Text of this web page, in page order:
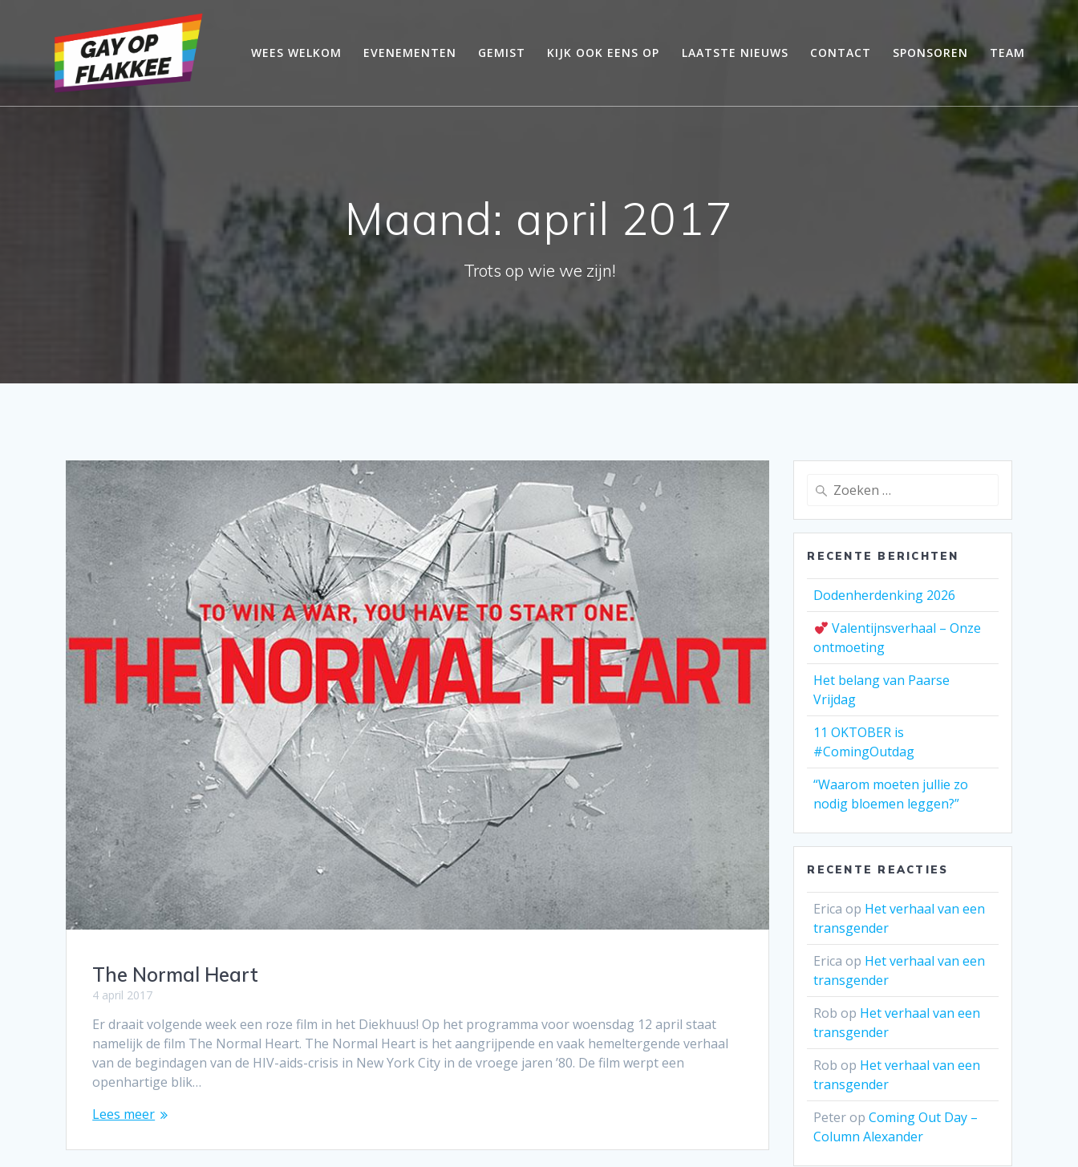
WEES WELKOM EVENEMENTEN GEMIST KIJK OOK EENS OP LAATSTE NIEUWS CONTACT SPONSOREN TEAM
Maand: april 2017
Trots op wie we zijn!
The Normal Heart
4 april 2017
Er draait volgende week een roze film in het Diekhuus! Op het programma voor woensdag 12 april staat
namelijk de film The Normal Heart. The Normal Heart is het aangrijpende en vaak hemeltergende verhaal
van de begindagen van de HIV-aids-crisis in New York City in de vroege jaren ’80. De film werpt een
openhartige blik…
Lees meer
Zoeken
RECENTE BERICHTEN
Dodenherdenking 2026
Valentijnsverhaal – Onze
ontmoeting
Het belang van Paarse
Vrijdag
11 OKTOBER is
#ComingOutdag
“Waarom moeten jullie zo
nodig bloemen leggen?”
RECENTE REACTIES
Erica op Het verhaal van een
transgender
Erica op Het verhaal van een
transgender
Rob op Het verhaal van een
transgender
Rob op Het verhaal van een
transgender
PeteropComing Out Day –
Column Alexander